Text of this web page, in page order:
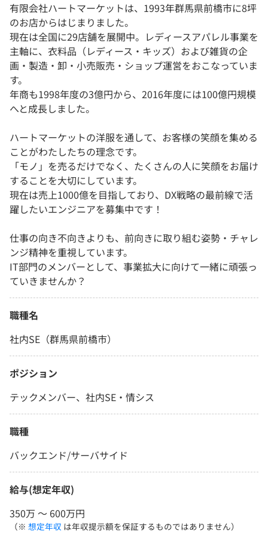
有限会社ハートマーケットは、1993年群馬県前橋市に8坪
のお店からはじまりました。
現在は全国に29店舗を展開中。レディースアパレル事業を
主軸に、衣料品（レディース・キッズ）および雑貨の企
画・製造・卸・小売販売・ショップ運営をおこなっていま
す。
年商も1998年度の3億円から、2016年度には100億円規模
へと成長しました。
ハートマーケットの洋服を通して、お客様の笑顔を集める
ことがわたしたちの理念です。
「モノ」を売るだけでなく、たくさんの人に笑顔をお届け
することを大切にしています。
現在は売上1000億を目指しており、DX戦略の最前線で活
躍したいエンジニアを募集中です！
仕事の向き不向きよりも、前向きに取り組む姿勢・チャレ
ンジ精神を重視しています。
IT部門のメンバーとして、事業拡大に向けて一緒に頑張っ
ていきませんか？
職種名
社内SE（群馬県前橋市）
ポジション
テックメンバー、社内SE・情シス
職種
バックエンド/サーバサイド
給与(想定年収)
350万 〜 600万円
（※ 想定年収 は年収提示額を保証するものではありません）